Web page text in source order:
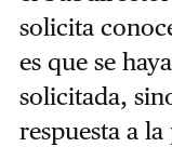
solicita
es que se
solicitada,
respuesta a